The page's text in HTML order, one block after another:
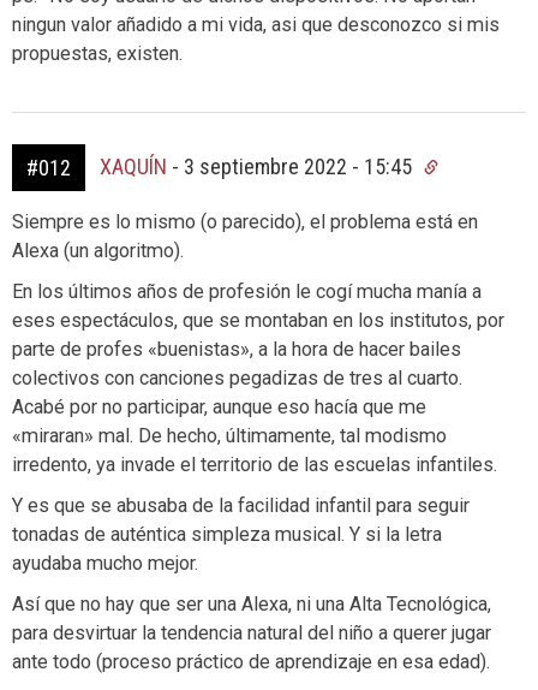
ningun valor añadido a mi vida, asi que desconozco si mis
propuestas, existen.
#012 XAQUÍN - 3 septiembre 2022 - 15:45
Siempre es lo mismo (o parecido), el problema está en
Alexa (un algoritmo).
En los últimos años de profesión le cogí mucha manía a
eses espectáculos, que se montaban en los institutos, por
parte de profes «buenistas», a la hora de hacer bailes
colectivos con canciones pegadizas de tres al cuarto.
Acabé por no participar, aunque eso hacía que me
«miraran» mal. De hecho, últimamente, tal modismo
irredento, ya invade el territorio de las escuelas infantiles.
Y es que se abusaba de la facilidad infantil para seguir
tonadas de auténtica simpleza musical. Y si la letra
ayudaba mucho mejor.
Así que no hay que ser una Alexa, ni una Alta Tecnológica,
para desvirtuar la tendencia natural del niño a querer jugar
ante todo (proceso práctico de aprendizaje en esa edad).